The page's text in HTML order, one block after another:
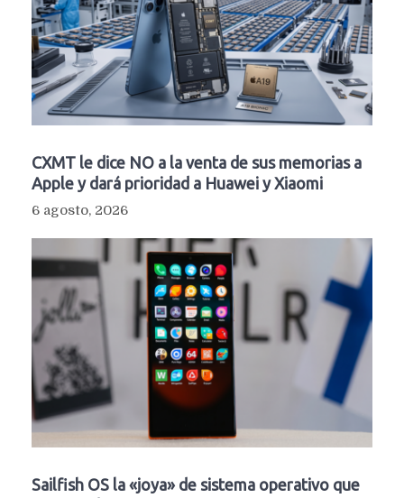
CXMT le dice NO a la venta de sus memorias a
Apple y dará prioridad a Huawei y Xiaomi
6 agosto, 2026
Sailfish OS la «joya» de sistema operativo que